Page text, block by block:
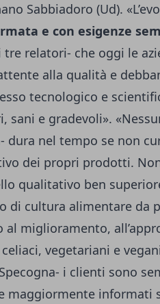
Sabbiadoro (Ud).
e con esigenze
relatori- che oggi le
alla qualità e
tecnologico e
sani e gradevoli».
dura nel tempo se non
dei propri prodotti.
qualitativo ben
di cultura alimentare da
miglioramento,
vegetariani e
i clienti sono
maggiormente informati